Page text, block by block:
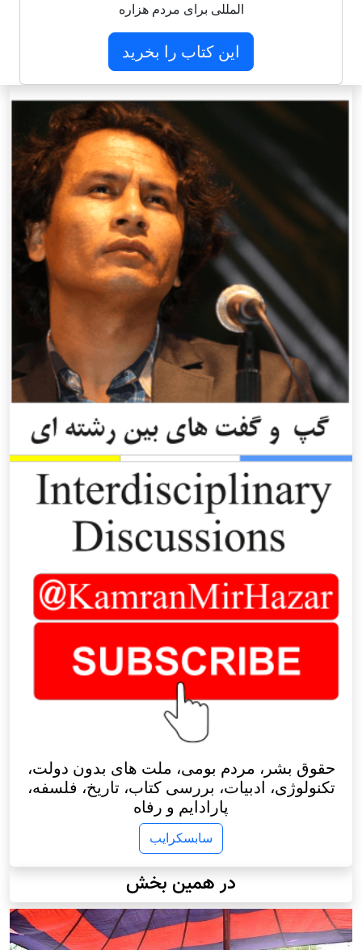
المللی برای مردم هزاره
این کتاب را بخرید
حقوق بشر، مردم بومی، ملت های بدون دولت،
تکنولوژی، ادبیات، بررسی کتاب، تاریخ، فلسفه،
پارادایم و رفاه
سابسکرایب
در همین بخش